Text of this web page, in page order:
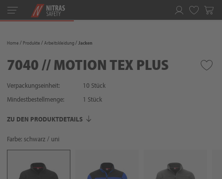
Toggle
navigation
Home Produkte Arbeitskleidung Jacken
7040 // MOTION TEX PLUS
Verpackungseinheit:
10 Stück
Mindestbestellmenge:
1 Stück
ZU DEN PRODUKTDETAILS
Farbe: schwarz / uni